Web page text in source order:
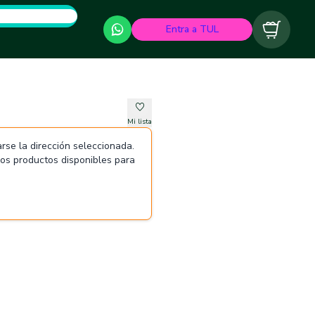
Entra a TUL Carrito
Mi lista
la dirección seleccionada.
productos disponibles para